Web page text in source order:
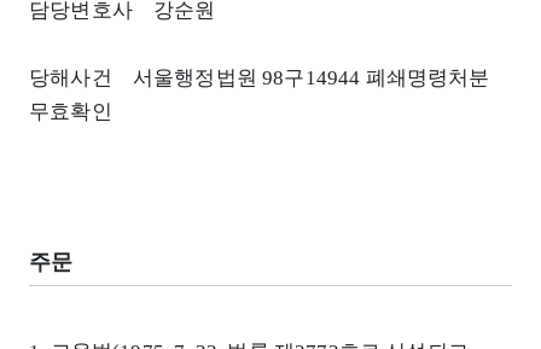
담당변호사 강순원
당해사건 서울행정법원 98구14944 폐쇄명령처분
무효확인
주문